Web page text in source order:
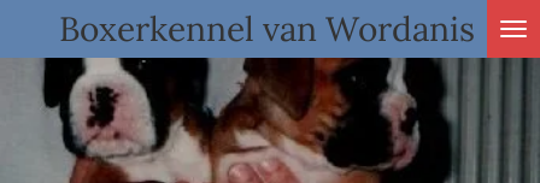
direct
naar
hoofdinhoud
Boxerkennel van Wordanis